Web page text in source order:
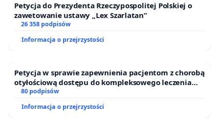
Petycja do Prezydenta Rzeczypospolitej Polskiej o
zawetowanie ustawy „Lex Szarlatan”
26 358 podpisów
Informacja o przejrzystości
Petycja w sprawie zapewnienia pacjentom z chorobą
otyłościową dostępu do kompleksowego leczenia
oraz programów profilaktycznych.
80 podpisów
Informacja o przejrzystości